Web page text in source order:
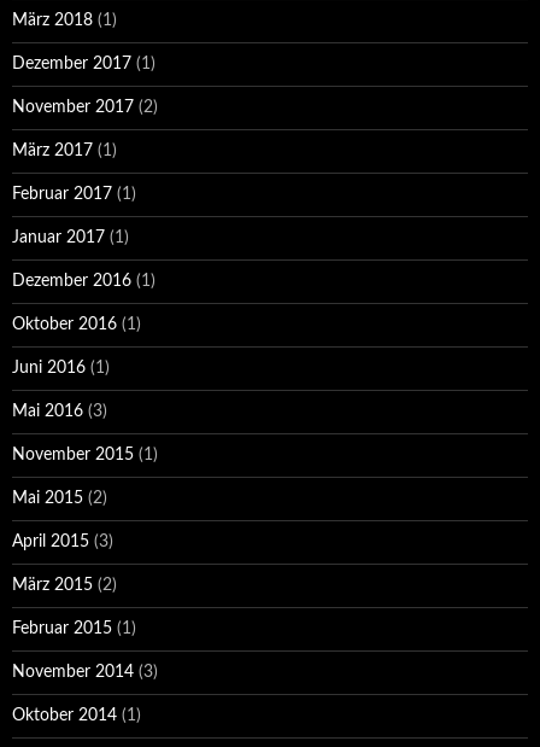
März 2018 (1)
Dezember 2017 (1)
November 2017 (2)
März 2017 (1)
Februar 2017 (1)
Januar 2017 (1)
Dezember 2016 (1)
Oktober 2016 (1)
Juni 2016 (1)
Mai 2016 (3)
November 2015 (1)
Mai 2015 (2)
April 2015 (3)
März 2015 (2)
Februar 2015 (1)
November 2014 (3)
Oktober 2014 (1)